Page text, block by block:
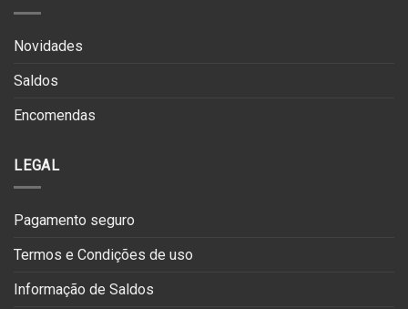
Novidades
Saldos
Encomendas
LEGAL
Pagamento seguro
Termos e Condições de uso
Informação de Saldos